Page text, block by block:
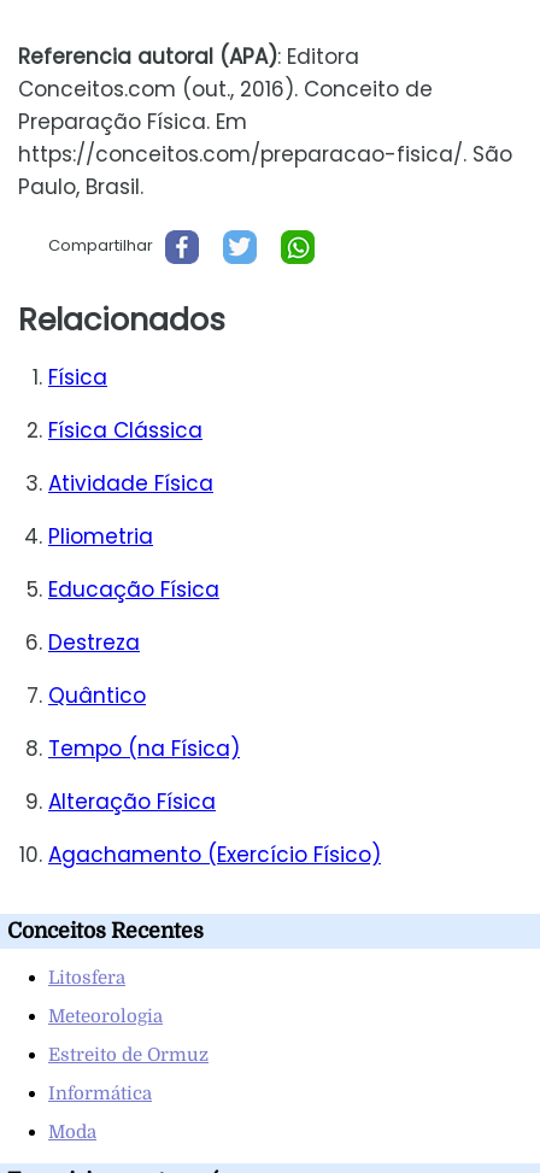
Referencia autoral (APA): Editora
Conceitos.com (out., 2016). Conceito de
Preparação Física. Em
https://conceitos.com/preparacao-fisica/. São
Paulo, Brasil.
Compartilhar
Relacionados
Física
Física Clássica
Atividade Física
Pliometria
Educação Física
Destreza
Quântico
Tempo (na Física)
Alteração Física
Agachamento (Exercício Físico)
Conceitos Recentes
Litosfera
Meteorologia
Estreito de Ormuz
Informática
Moda